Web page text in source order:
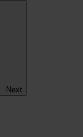
Next